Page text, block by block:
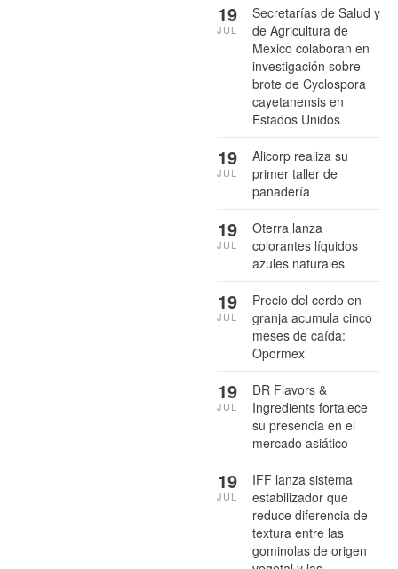
Secretarías de Salud y
de Agricultura de
México colaboran en
investigación sobre
brote de Cyclospora
cayetanensis en
Estados Unidos
19
JUL
Alicorp realiza su
primer taller de
panadería
19
JUL
Oterra lanza
colorantes líquidos
azules naturales
19
JUL
Precio del cerdo en
granja acumula cinco
meses de caída:
Opormex
19
JUL
DR Flavors &
Ingredients fortalece
su presencia en el
mercado asiático
19
JUL
IFF lanza sistema
estabilizador que
reduce diferencia de
textura entre las
gominolas de origen
19
JUL